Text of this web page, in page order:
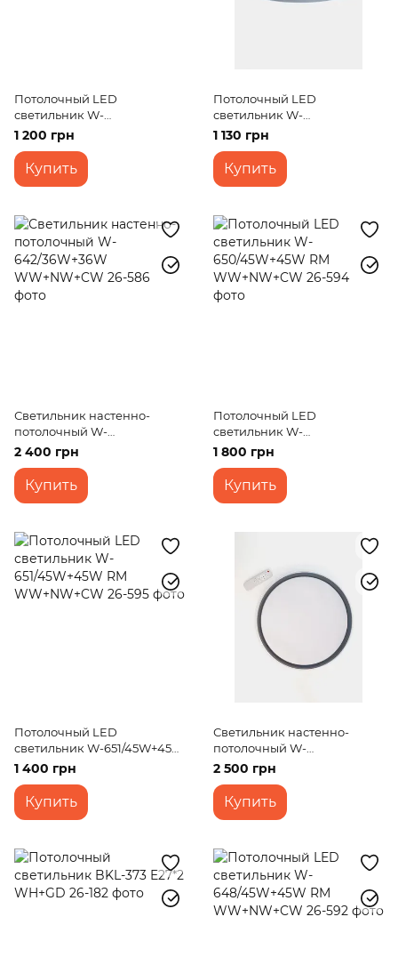
Потолочный LED
светильник W-
649/30W+30W RM
WW+NW+CW
1 200 грн
Купить
Потолочный LED
светильник W-
644/45W+45W RM
WW+NW+CW
1 130 грн
Купить
Светильник настенно-
потолочный W-
642/36W+36W WW+NW+CW
2 400 грн
Купить
Потолочный LED
светильник W-
650/45W+45W RM
WW+NW+CW
1 800 грн
Купить
Потолочный LED
светильник W-651/45W+45W
RM WW+NW+CW
1 400 грн
Купить
Светильник настенно-
потолочный W-
643/27W+27W CCT+RGB
2 500 грн
Купить